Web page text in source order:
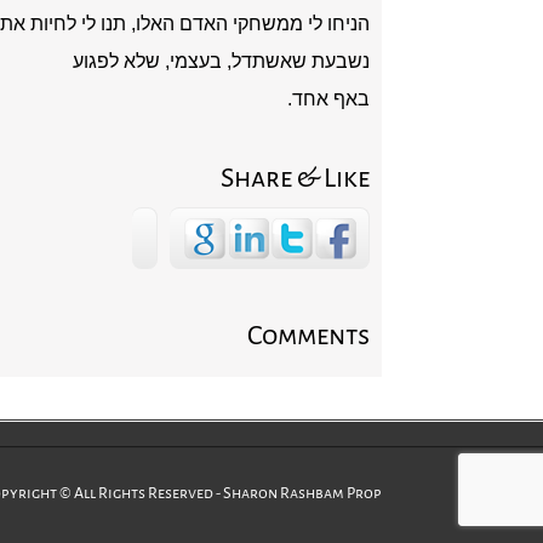
הניחו לי ממשחקי האדם האלו, תנו לי לחיות את
נשבעת שאשתדל, בעצמי, שלא לפגוע
באף אחד.
Share & Like
Comments
© All Rights Reserved - Sharon Rashbam Prop